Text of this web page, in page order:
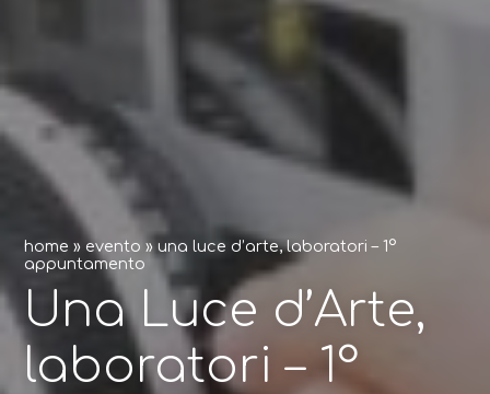
home » evento »una luce d’arte, laboratori – 1°
appuntamento
Una Luce d’Arte,
laboratori – 1°